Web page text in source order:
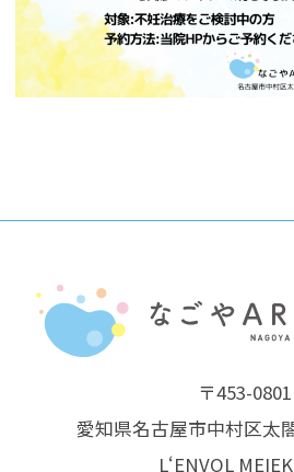
〒453-0801
愛知県名古屋市中村区太
L‘ENVOL